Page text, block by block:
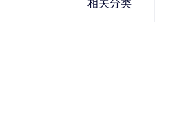
相关分类